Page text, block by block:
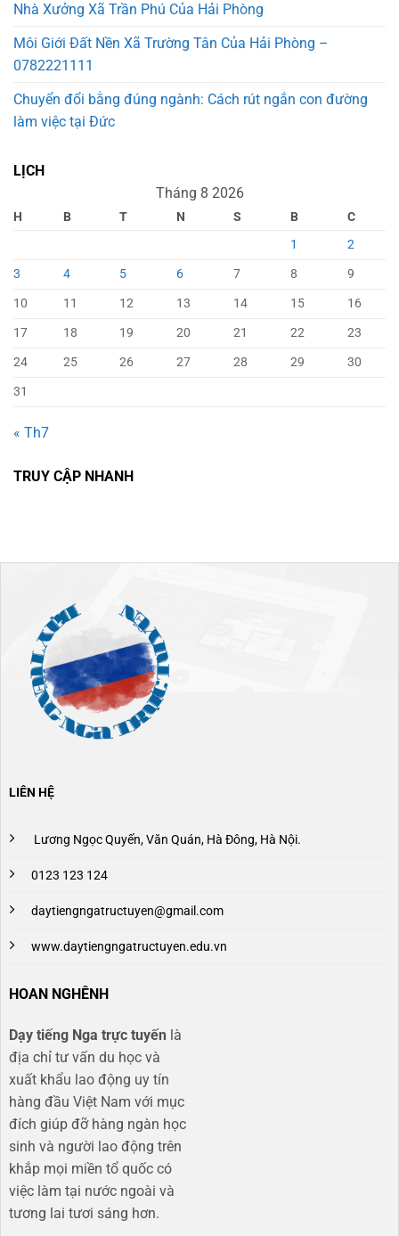
Nhà Xưởng Xã Trần Phú Của Hải Phòng
Môi Giới Đất Nền Xã Trường Tân Của Hải Phòng –
0782221111
Chuyển đổi bằng đúng ngành: Cách rút ngắn con đường
làm việc tại Đức
LỊCH
Tháng 8 2026
H B T N S B
C
1
2
3
4 5 6 7 8
9
10
11 12 13 14 15
16
17
18 19 20 21 22
23
24
25 26 27 28 29
30
31
« Th7
TRUY CẬP NHANH
LIÊN HỆ
Lương Ngọc Quyến, Văn Quán, Hà Đông, Hà Nội.
0123 123 124
daytiengngatructuyen@gmail.com
www.daytiengngatructuyen.edu.vn
HOAN NGHÊNH
Dạy tiếng Nga trực tuyến là
địa chỉ tư vấn du học và
xuất khẩu lao động uy tín
hàng đầu Việt Nam với mục
đích giúp đỡ hàng ngàn học
sinh và người lao động trên
khắp mọi miền tổ quốc có
việc làm tại nước ngoài và
tương lai tươi sáng hơn​.